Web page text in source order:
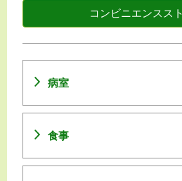
コンビニエンスス
病室
食事